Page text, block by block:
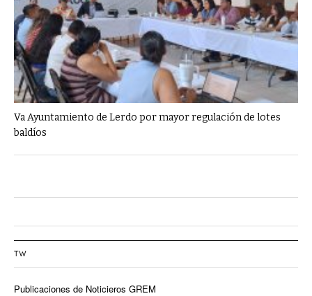
Va Ayuntamiento de Lerdo por mayor regulación de lotes
baldíos
TW
Publicaciones de Noticieros GREM